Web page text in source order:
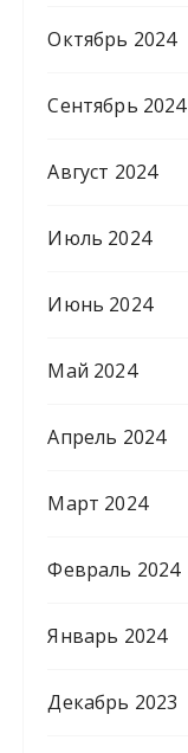
Октябрь 2024
Сентябрь 2024
Август 2024
Июль 2024
Июнь 2024
Май 2024
Апрель 2024
Март 2024
Февраль 2024
Январь 2024
Декабрь 2023